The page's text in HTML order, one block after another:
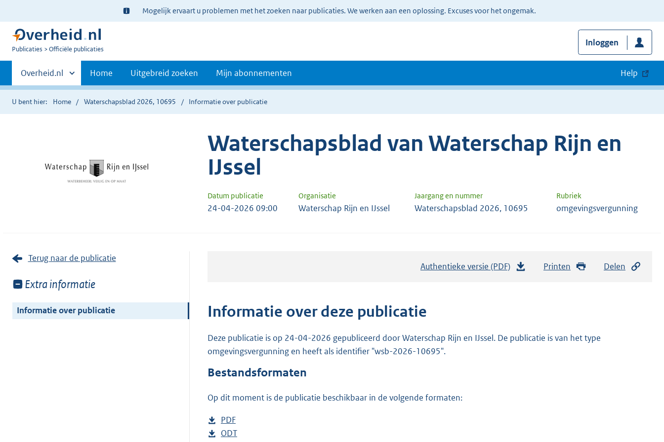
Ter
informatie:
Mogelijk ervaart u problemen met het zoeken naar publicaties. We werken aan een oplossing. Excuses voor het ongemak.
U
Publicaties Officiële publicaties
Inloggen
Primaire
navigatie
Andere
sites
binnen
Overheid.nl Home Uitgebreid zoeken Mijn abonnementen Help
U bent hier: Home Waterschapsblad 2026, 10695 Informatie over publicatie
Waterschapsblad van Waterschap Rijn en
IJssel
Datum publicatie Organisatie Jaargang en nummer Rubriek
24-04-2026 09:00 Waterschap Rijn en IJssel Waterschapsblad 2026, 10695 omgevingsvergunning
Terug naar de publicatie
Toon
van:
Extra informatie
Informatie over publicatie
Authentieke versie (PDF)
d
Printen Delen
Informatie over deze publicatie
Deze publicatie is op 24-04-2026 gepubliceerd door Waterschap Rijn en IJssel. De publicatie is van het type
omgevingsvergunning en heeft als identifier "wsb-2026-10695".
Bestandsformaten
Op dit moment is de publicatie beschikbaar in de volgende formaten:
D
o
PDF
e
D
ODT